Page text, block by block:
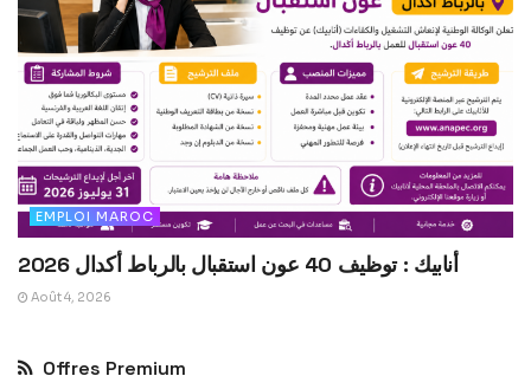
EMPLOI MAROC
أنابيك : توظيف 40 عون استقبال بالرباط أكدال 2026
Août 4, 2026
Offres Premium